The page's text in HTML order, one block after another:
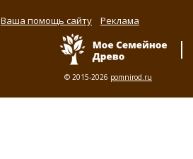
Ваша помощь сайту Реклама
© 2015-2026 pomnirod.ru